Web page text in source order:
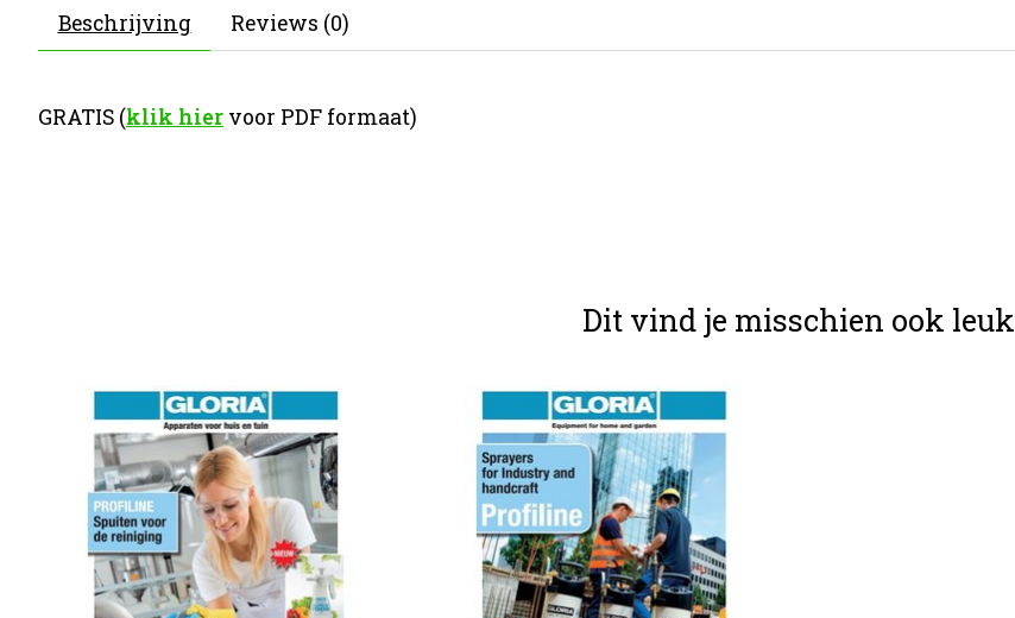
Beschrijving Reviews (0)
GRATIS (klik hier voor PDF formaat)
Dit vind je misschien ook leuk
Items van productcarrousel